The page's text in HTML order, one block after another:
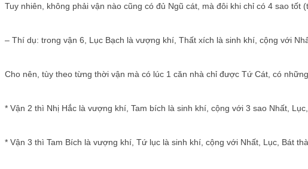
Tuy nhiên, không phải vận nào cũng có đủ Ngũ cát, mà đôi khi chỉ có 4 sao tốt
– Thí dụ: trong vận 6, Lục Bạch là vượng khí, Thất xích là sinh khí, cộng với
Cho nên, tùy theo từng thời vận mà có lúc 1 căn nhà chỉ được Tứ Cát, có
* Vận 2 thì Nhị Hắc là vượng khí, Tam bích là sinh khí, cộng với 3 sao Nhất,
* Vận 3 thì Tam Bích là vượng khí, Tứ lục là sinh khí, cộng với Nhất, Lục, Bát